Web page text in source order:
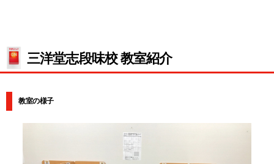
三洋堂志段味校 教室紹介
教室の様子